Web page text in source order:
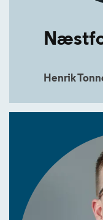
Henrik